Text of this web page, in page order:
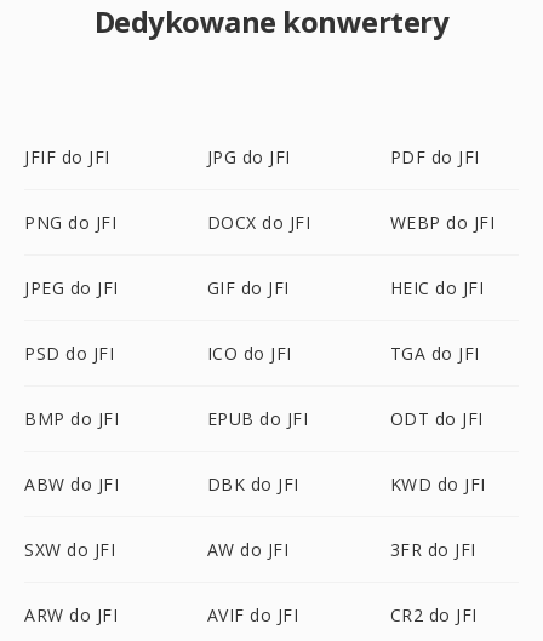
Dedykowane konwertery
JFIF do JFI JPG do JFI PDF do JFI
PNG do JFI DOCX do JFI WEBP do JFI
JPEG do JFI GIF do JFI HEIC do JFI
PSD do JFI ICO do JFI TGA do JFI
BMP do JFI EPUB do JFI ODT do JFI
ABW do JFI DBK do JFI KWD do JFI
SXW do JFI AW do JFI 3FR do JFI
ARW do JFI AVIF do JFI CR2 do JFI